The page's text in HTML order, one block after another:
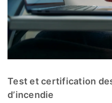
Test et certification
d’incendie